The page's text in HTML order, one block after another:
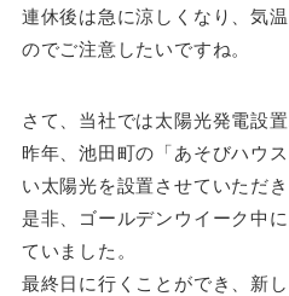
連休後は急に涼しくなり、気
のでご注意したいですね。
さて、当社では太陽光発電設
昨年、池田町の「あそびハウ
い太陽光を設置させていただき
是非、ゴールデンウイーク中
ていました。
最終日に行くことができ、新